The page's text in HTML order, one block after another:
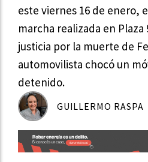
este viernes 16 de enero,
marcha realizada en
justicia por la muerte de
automovilista chocó un
detenido.
GUILLERMO RASPA